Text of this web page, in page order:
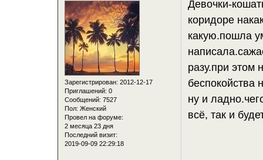
Зарегистрирован: 2012-12-17
Приглашений: 0
Сообщений: 7527
Пол: Женский
Провел на форуме:
2 месяца 23 дня
Последний визит:
2019-09-09 22:29:18
Девочки-
коридоре
какую.пошла
разу.при этом
беспокойства
ну и
всё, так и